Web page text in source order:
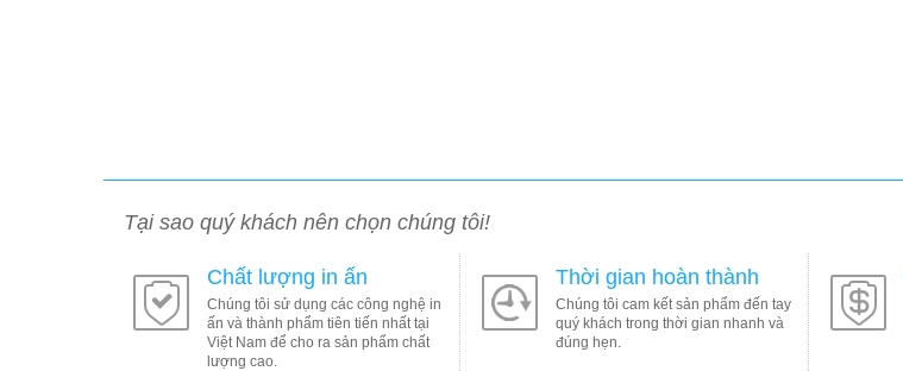
Tại sao quý khách nên chọn chúng tôi!
Chất lượng in ấn
Chúng tôi sử dụng các công nghệ in
ấn và thành phẩm tiên tiến nhất tại
Việt Nam để cho ra sản phẩm chất
lượng cao.
Thời gian hoàn thành
Chúng tôi cam kết sản phẩm đến tay
quý khách trong thời gian nhanh và
đúng hẹn.